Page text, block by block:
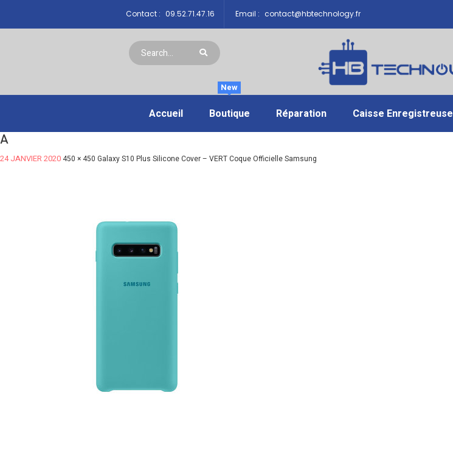
Contact : 09.52.71.47.16 Email : contact@hbtechnology.fr
Accueil Boutique
New
Réparation Caisse Enregistreuse
A
24 JANVIER 2020 450 × 450 Galaxy S10 Plus Silicone Cover – VERT Coque Officielle Samsung